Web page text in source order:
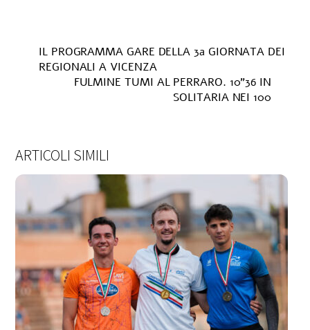
IL PROGRAMMA GARE DELLA 3a GIORNATA DEI
REGIONALI A VICENZA
FULMINE TUMI AL PERRARO. 10”36 IN
SOLITARIA NEI 100
ARTICOLI SIMILI